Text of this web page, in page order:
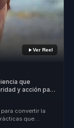
Ver Reel
que
y acción para
convertir la
que